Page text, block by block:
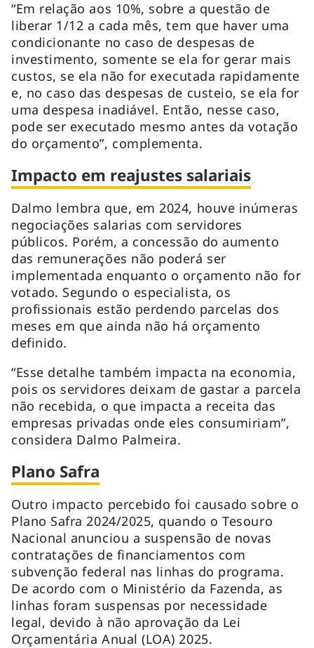
“Em relação aos 10%, sobre a questão de
liberar 1/12 a cada mês, tem que haver uma
condicionante no caso de despesas de
investimento, somente se ela for gerar mais
custos, se ela não for executada rapidamente
e, no caso das despesas de custeio, se ela for
uma despesa inadiável. Então, nesse caso,
pode ser executado mesmo antes da votação
do orçamento”, complementa.
Impacto em reajustes salariais
Dalmo lembra que, em 2024, houve inúmeras
negociações salarias com servidores
públicos. Porém, a concessão do aumento
das remunerações não poderá ser
implementada enquanto o orçamento não for
votado. Segundo o especialista, os
profissionais estão perdendo parcelas dos
meses em que ainda não há orçamento
definido.
“Esse detalhe também impacta na economia,
pois os servidores deixam de gastar a parcela
não recebida, o que impacta a receita das
empresas privadas onde eles consumiriam”,
considera Dalmo Palmeira.
Plano Safra
Outro impacto percebido foi causado sobre o
Plano Safra 2024/2025, quando o Tesouro
Nacional anunciou a suspensão de novas
contratações de financiamentos com
subvenção federal nas linhas do programa.
De acordo com o Ministério da Fazenda, as
linhas foram suspensas por necessidade
legal, devido à não aprovação da Lei
Orçamentária Anual (LOA) 2025.